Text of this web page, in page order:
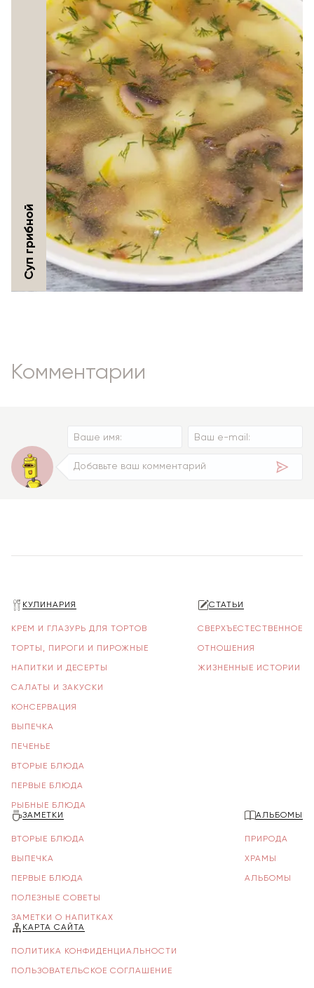
Суп грибной
Комментарии
КУЛИНАРИЯ
КРЕМ И ГЛАЗУРЬ ДЛЯ ТОРТОВ
ТОРТЫ, ПИРОГИ И ПИРОЖНЫЕ
НАПИТКИ И ДЕСЕРТЫ
САЛАТЫ И ЗАКУСКИ
КОНСЕРВАЦИЯ
ВЫПЕЧКА
ПЕЧЕНЬЕ
ВТОРЫЕ БЛЮДА
ПЕРВЫЕ БЛЮДА
РЫБНЫЕ БЛЮДА
СТАТЬИ
СВЕРХЪЕСТЕСТВЕННОЕ
ОТНОШЕНИЯ
ЖИЗНЕННЫЕ ИСТОРИИ
ЗАМЕТКИ
ВТОРЫЕ БЛЮДА
ВЫПЕЧКА
ПЕРВЫЕ БЛЮДА
ПОЛЕЗНЫЕ СОВЕТЫ
ЗАМЕТКИ О НАПИТКАХ
АЛЬБОМЫ
ПРИРОДА
ХРАМЫ
АЛЬБОМЫ
КАРТА САЙТА
ПОЛИТИКА КОНФИДЕНЦИАЛЬНОСТИ
ПОЛЬЗОВАТЕЛЬСКОЕ СОГЛАШЕНИЕ